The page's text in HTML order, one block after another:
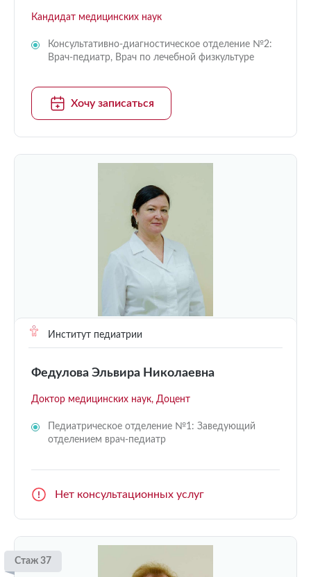
Кандидат медицинских наук
Консультативно-диагностическое отделение №2:
Врач-педиатр, Врач по лечебной физкультуре
Хочу записаться
Институт педиатрии
Федулова Эльвира Николаевна
Доктор медицинских наук, Доцент
Педиатрическое отделение №1: Заведующий
отделением врач-педиатр
Нет консультационных услуг
Стаж 37